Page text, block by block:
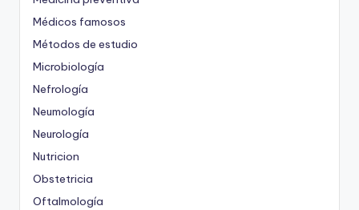
Médicos famosos
Métodos de estudio
Microbiología
Nefrología
Neumología
Neurología
Nutricion
Obstetricia
Oftalmología